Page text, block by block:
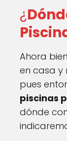
¿
Ahora
en casa y
pues
piscinas
dónde